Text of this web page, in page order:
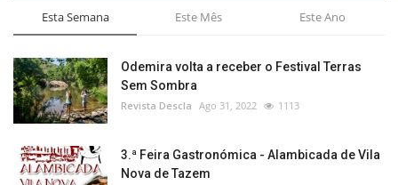
Ficha técnica
Cultura
Lazer
Ambiente
Esta Semana Este Mês Este Ano
Odemira volta a receber o Festival Terras
Sem Sombra
Revista Descla Ago 31, 2022 1113
3.ª Feira Gastronómica - Alambicada de Vila
Nova de Tazem